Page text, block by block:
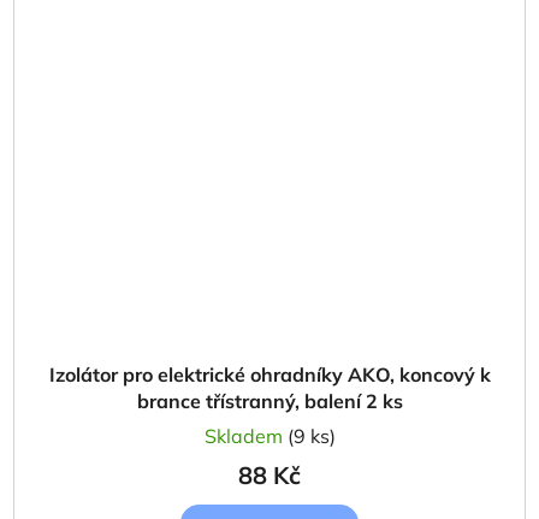
Izolátor pro elektrické ohradníky AKO, koncový k
brance třístranný, balení 2 ks
Skladem (9 ks)
88 Kč